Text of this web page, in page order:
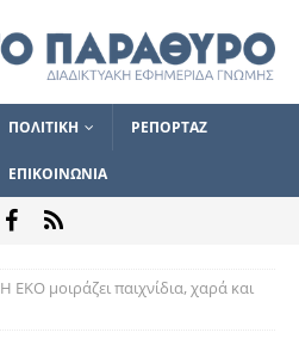
ΠΟΛΙΤΙΚΗ ΡΕΠΟΡΤΑΖ
ΕΠΙΚΟΙΝΩΝΙΑ
Η ΕΚΟ μοιράζει παιχνίδια, χαρά και